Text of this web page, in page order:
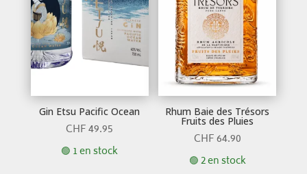
Gin Etsu Pacific Ocean
CHF49.95
🟢 1 en stock
Rhum Baie des Trésors
Fruits des Pluies
CHF64.90
🟢 2 en stock